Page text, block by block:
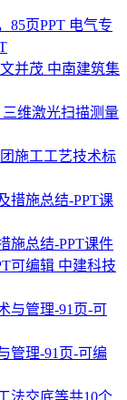
电气专
中南建筑集
三维激光扫描测量
施工工艺技术标
施总结-PPT课件
中建科技
管理-91页-可编